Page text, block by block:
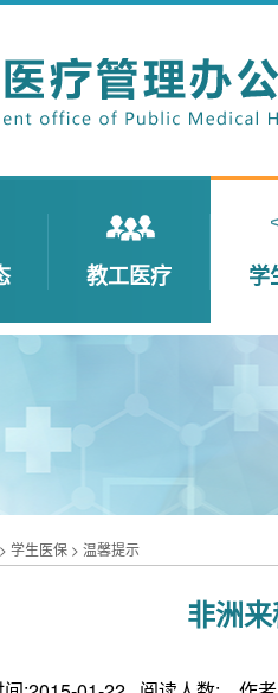
教工医疗 学
> 学生医保 > 温馨提示
非洲